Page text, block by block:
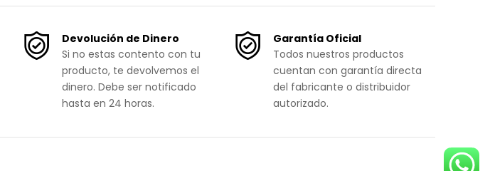
Devolución de Dinero
Si no estas contento con tu
producto, te devolvemos el
dinero. Debe ser notificado
hasta en 24 horas.
Garantía Oficial
Todos nuestros productos
cuentan con garantía directa
del fabricante o distribuidor
autorizado.